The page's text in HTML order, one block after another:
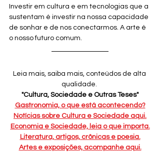
Investir em cultura e em tecnologias que a
sustentam é investir na nossa capacidade
de sonhar e de nos conectarmos. A arte é
o nosso futuro comum.
Leia mais, saiba mais, conteúdos de alta
qualidade.
"Cultura, Sociedade e Outras Teses"
Gastronomia, o que está acontecendo?
Notícias sobre Cultura e Sociedade aqui.
Economia e Sociedade, leia o que importa.
Literatura, artigos, crônicas e poesia.
Artes e exposições, acompanhe aqui.